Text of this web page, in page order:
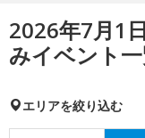
2026年7月1
みイベント
エリアを絞り込む